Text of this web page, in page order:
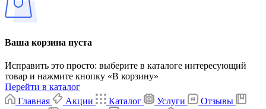
Ваша корзина пуста
Исправить это просто: выберите в каталоге интересующий
товар и нажмите кнопку «В корзину»
Перейти в каталог
Главная
Акции Каталог Услуги
Отзывы